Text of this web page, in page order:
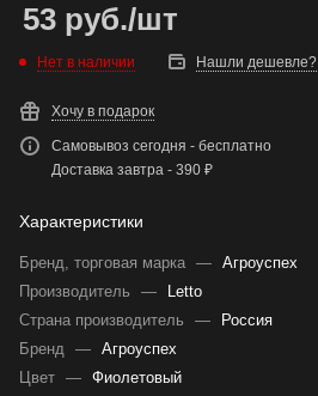
53 руб./шт
Нет в наличии Нашли дешевле?
Хочу в подарок
Самовывоз сегодня - бесплатно
Доставка завтра - 390 ₽
Характеристики
Бренд, торговая марка — Агроуспех
Производитель
—
Letto
Страна производитель
—
Россия
Бренд — Агроуспех
Цвет — Фиолетовый